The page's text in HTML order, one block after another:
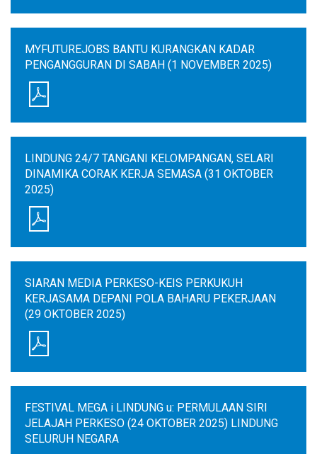
MYFUTUREJOBS BANTU KURANGKAN KADAR
PENGANGGURAN DI SABAH (1 NOVEMBER 2025)
LINDUNG 24/7 TANGANI KELOMPANGAN, SELARI
DINAMIKA CORAK KERJA SEMASA (31 OKTOBER
2025)
SIARAN MEDIA PERKESO-KEIS PERKUKUH
KERJASAMA DEPANI POLA BAHARU PEKERJAAN
(29 OKTOBER 2025)
FESTIVAL MEGA i LINDUNG u: PERMULAAN SIRI
JELAJAH PERKESO (24 OKTOBER 2025) LINDUNG
SELURUH NEGARA